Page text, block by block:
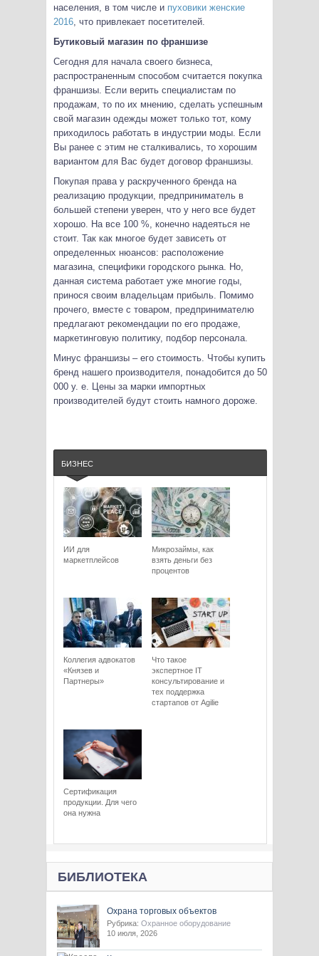
населения, в том числе и пуховики женские
2016, что привлекает посетителей.
Бутиковый магазин по франшизе
Сегодня для начала своего бизнеса,
распространенным способом считается покупка
франшизы. Если верить специалистам по
продажам, то по их мнению, сделать успешным
свой магазин одежды может только тот, кому
приходилось работать в индустрии моды. Если
Вы ранее с этим не сталкивались, то хорошим
вариантом для Вас будет договор франшизы.
Покупая права у раскрученного бренда на
реализацию продукции, предприниматель в
большей степени уверен, что у него все будет
хорошо. На все 100 %, конечно надеяться не
стоит. Так как многое будет зависеть от
определенных нюансов: расположение
магазина, специфики городского рынка. Но,
данная система работает уже многие годы,
принося своим владельцам прибыль. Помимо
прочего, вместе с товаром, предпринимателю
предлагают рекомендации по его продаже,
маркетинговую политику, подбор персонала.
Минус франшизы – его стоимость. Чтобы купить
бренд нашего производителя, понадобится до 50
000 у. е. Цены за марки импортных
производителей будут стоить намного дороже.
БИЗНЕС
ИИ для
маркетплейсов
Микрозаймы, как
взять деньги без
процентов
Коллегия адвокатов
«Князев и
Партнеры»
Что такое
экспертное IT
консультирование и
тех поддержка
стартапов от Agilie
Сертификация
продукции. Для чего
она нужна
БИБЛИОТЕКА
Охрана торговых объектов
Рубрика: Охранное оборудование
10 июля, 2026